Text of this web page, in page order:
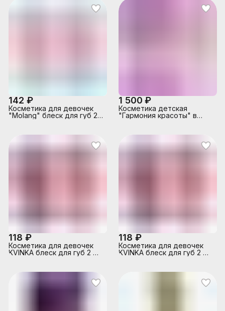
142 ₽
Косметика для девочек
"Molang" блеск для губ 2
1 500 ₽
Косметика детская
"Гармония красоты" в
118 ₽
Косметика для девочек
KVINKA блеск для губ 2 мл
118 ₽
Косметика для девочек
KVINKA блеск для губ 2 мл